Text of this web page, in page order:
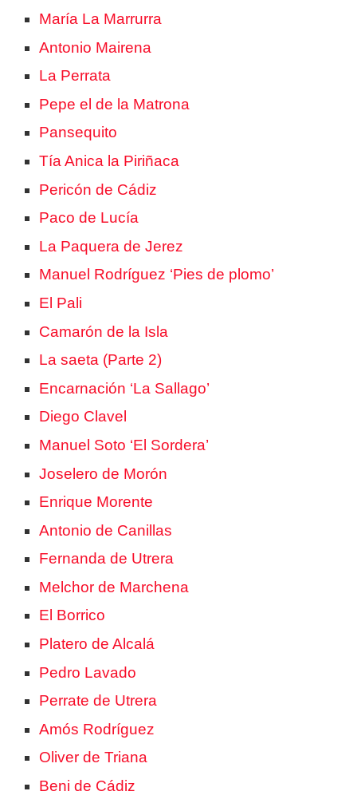
María La Marrurra
Antonio Mairena
La Perrata
Pepe el de la Matrona
Pansequito
Tía Anica la Piriñaca
Pericón de Cádiz
Paco de Lucía
La Paquera de Jerez
Manuel Rodríguez ‘Pies de plomo’
El Pali
Camarón de la Isla
La saeta (Parte 2)
Encarnación ‘La Sallago’
Diego Clavel
Manuel Soto ‘El Sordera’
Joselero de Morón
Enrique Morente
Antonio de Canillas
Fernanda de Utrera
Melchor de Marchena
El Borrico
Platero de Alcalá
Pedro Lavado
Perrate de Utrera
Amós Rodríguez
Oliver de Triana
Beni de Cádiz